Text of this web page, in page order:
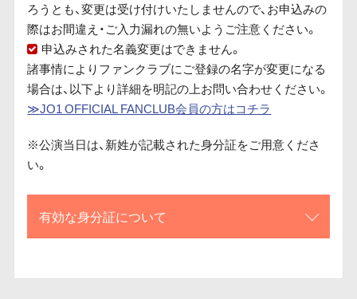
ろうとも、変更は受け付けいたしませんので、お申込みの
際はお間違え・ご入力漏れの無いようご注意ください。
申込みされた名義変更はできません。
諸事情によりファンクラブにご登録の名字が変更になる
場合は、以下より詳細を明記の上お問い合わせください。
≫JO1 OFFICIAL FANCLUB会員の方はコチラ
※公演当日は、新姓が記載された身分証をご用意くださ
い。
有効な身分証について